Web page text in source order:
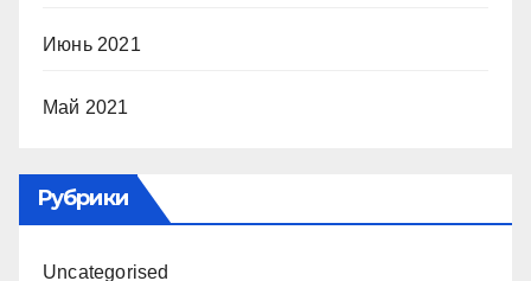
Июнь 2021
Май 2021
Рубрики
Uncategorised